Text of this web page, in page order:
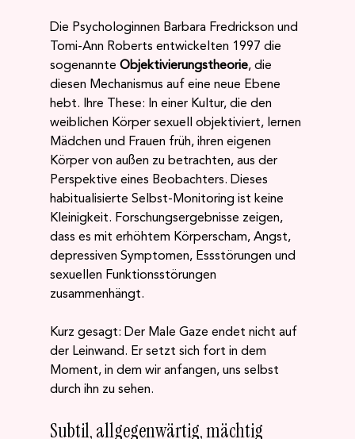
Die Psychologinnen Barbara Fredrickson und
Tomi-Ann Roberts entwickelten 1997 die
sogenannte Objektivierungstheorie, die
diesen Mechanismus auf eine neue Ebene
hebt. Ihre These: In einer Kultur, die den
weiblichen Körper sexuell objektiviert, lernen
Mädchen und Frauen früh, ihren eigenen
Körper von außen zu betrachten, aus der
Perspektive eines Beobachters. Dieses
habitualisierte Selbst-Monitoring ist keine
Kleinigkeit. Forschungsergebnisse zeigen,
dass es mit erhöhtem Körperscham, Angst,
depressiven Symptomen, Essstörungen und
sexuellen Funktionsstörungen
zusammenhängt.
Kurz gesagt: Der Male Gaze endet nicht auf
der Leinwand. Er setzt sich fort in dem
Moment, in dem wir anfangen, uns selbst
durch ihn zu sehen.
Subtil, allgegenwärtig, mächtig